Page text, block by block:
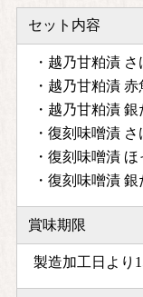
セット内容
・越乃甘粕漬 さ
・越乃甘粕漬 赤
・越乃甘粕漬
・復刻味噌漬 さ
・復刻味噌漬
・復刻味噌漬
賞味期限
製造加工日より